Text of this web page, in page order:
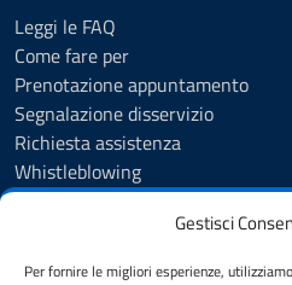
Gestisci
Per fornire le migliori esperienze,
Leggi le FAQ
Come fare per
Prenotazione appuntamento
Segnalazione disservizio
Richiesta assistenza
Whistleblowing
Albo Pretorio
Amministrazione trasparente
Accesso agli Atti